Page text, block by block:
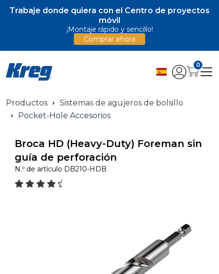
Trabaje donde quiera con el Centro de proyectos
móvil
¡Montaje rápido y sencillo!
Comprar ahora
0
Productos
Sistemas de agujeros de bolsillo
Pocket-Hole Accesorios
Broca HD (Heavy-Duty) Foreman sin
guía de perforación
N.º de artículo DB210-HDB